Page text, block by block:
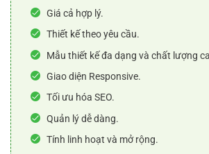
Giá cả hợp lý.
Thiết kế theo yêu cầu.
Mẫu thiết kế đa dạng và chất lượng
Giao diện Responsive.
Tối ưu hóa SEO.
Quản lý dễ dàng.
Tính linh hoạt và mở rộng.